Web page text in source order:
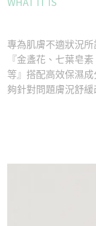
專為肌膚不適狀況
『金盞花、七葉皂
等』搭配高效保濕
夠針對問題膚況舒緩